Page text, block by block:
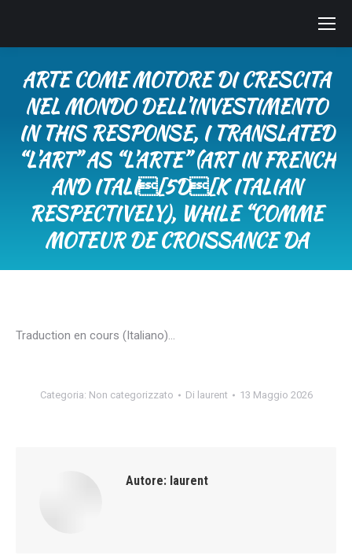
ARTE COME MOTORE DI CRESCITA
NEL MONDO DELL’INVESTIMENTO
IN THIS RESPONSE, I TRANSLATED
“L’ART” AS “L’ARTE” (ART IN FRENCH
AND ITALI[5D[K ITALIAN
RESPECTIVELY), WHILE “COMME
MOTEUR DE CROISSANCE DA
Traduction en cours (Italiano)…
Categoria: Non categorizzato Di laurent 13 Maggio 2026
Autore: laurent